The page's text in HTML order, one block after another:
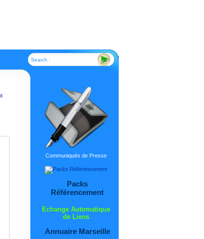
Search :
Communiqués de Presse
Packs
Référencement
Echange Automatique
de Liens
Annuaire Marseille